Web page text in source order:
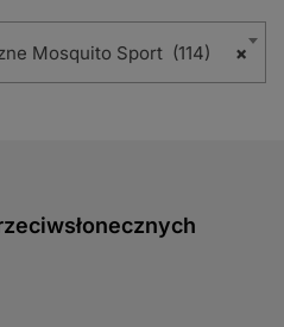
×
Mosquito Sport (114)